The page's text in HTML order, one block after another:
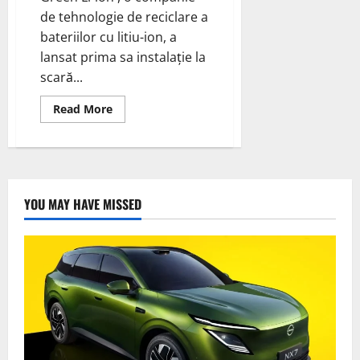
de tehnologie de reciclare a
bateriilor cu litiu-ion, a
lansat prima sa instalație la
scară...
Read MoreRead
more
Li-
fabrică
la
scară
comercială
din
America
de
Nord
care
produce
materiale
reciclate
pentru
baterii
Li-
YOU MAY HAVE MISSED